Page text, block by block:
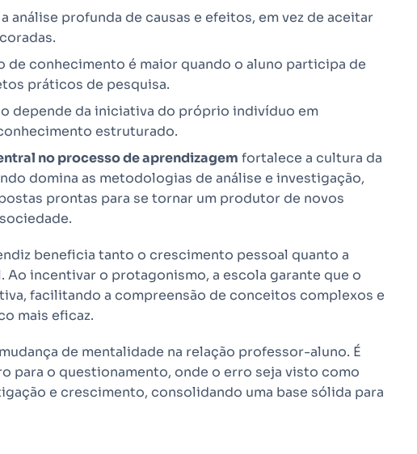
análise profunda de causas e efeitos, em vez de aceitar
de conhecimento é maior quando o aluno participa de
práticos de pesquisa.
depende da iniciativa do próprio indivíduo em
estruturado.
no processo de aprendizagem fortalece a cultura da
domina as metodologias de análise e investigação,
prontas para se tornar um produtor de novos
beneficia tanto o crescimento pessoal quanto a
incentivar o protagonismo, a escola garante que o
facilitando a compreensão de conceitos complexos e
mais eficaz.
de mentalidade na relação professor-aluno. É
para o questionamento, onde o erro seja visto como
e crescimento, consolidando uma base sólida para